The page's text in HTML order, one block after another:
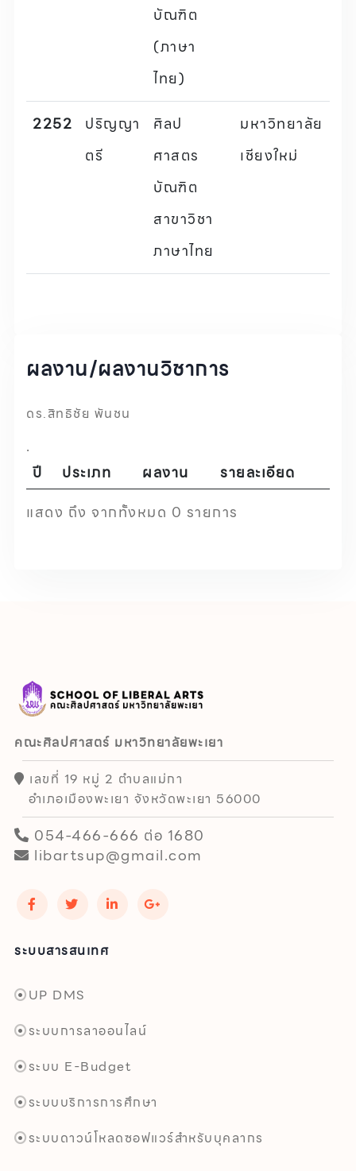
บัณฑิต
(ภาษา
ไทย)
2252
ปริญญา
ตรี
ศิลป
ศาสตร
บัณฑิต
สาขาวิชา
ภาษาไทย
มหาวิทยาลัย
เชียงใหม่
ผลงาน/ผลงานวิชาการ
ดร.สิทธิชัย พันชน
.
ปี
ประเภท ผลงาน
รายละเอียด
แสดง ถึง จากทั้งหมด 0 รายการ
คณะศิลปศาสตร์ มหาวิทยาลัยพะเยา
เลขที่ 19 หมู่ 2 ตำบลแม่กา
อำเภอเมืองพะเยา จังหวัดพะเยา 56000
054-466-666 ต่อ 1680
libartsup@gmail.com
ระบบสารสนเทศ
UP DMS
ระบบการลาออนไลน์
ระบบ E-Budget
ระบบบริการการศึกษา
ระบบดาวน์โหลดซอฟแวร์สำหรับบุคลากร